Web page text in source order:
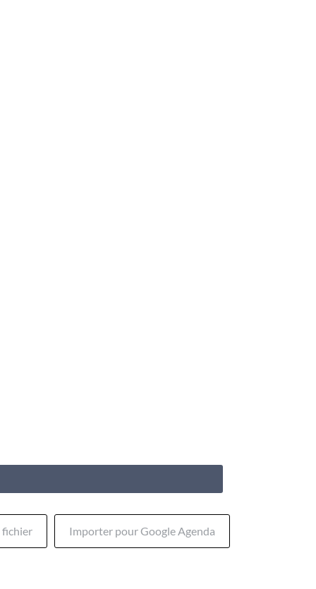
fichier Importer pour Google Agenda